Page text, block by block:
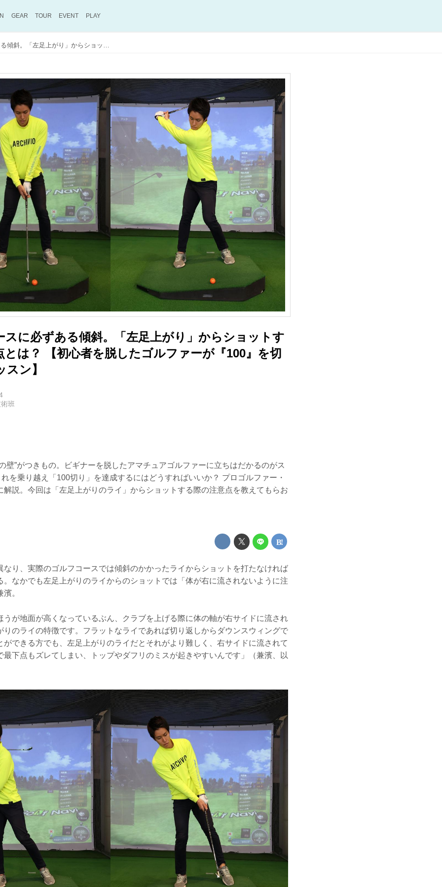
GEAR TOUR EVENT PLAY
苦手でもコースに必ずある傾斜。「左足上がり」からショットする際の注意点とは？ 【初心者を脱したゴルファーが『100』を切るためのレッスン】
スに必ずある傾斜。「左足上がり」からショットす
とは？ 【初心者を脱したゴルファーが『100』を切
ン】
班
壁”がつきもの。ビギナーを脱したアマチュアゴルファーに立ちはだかるのがス
を乗り越え「100切り」を達成するにはどうすればいいか？ プロゴルファー・
解説。今回は「左足上がりのライ」からショットする際の注意点を教えてもらお
なり、実際のゴルフコースでは傾斜のかかったライからショットを打たなければ
。なかでも左足上がりのライからのショットでは「体が右に流されないように注
。
うが地面が高くなっているぶん、クラブを上げる際に体の軸が右サイドに流され
りのライの特徴です。フラットなライであれば切り返しからダウンスウィングで
ができる方でも、左足上がりのライだとそれがより難しく、右サイドに流されて
最下点もズレてしまい、トップやダフリのミスが起きやすいんです」（兼濱、以